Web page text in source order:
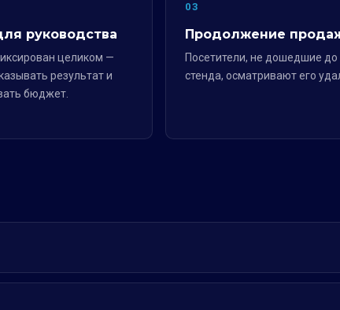
руководства
целиком —
результат и
бюджет.
03
Продолжение
Посетители, не дошедшие до
стенда, осматривают его